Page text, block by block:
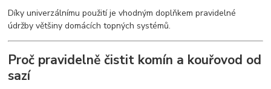
Díky univerzálnímu použití je vhodným doplňkem pravidelné
údržby většiny domácích topných systémů.
Proč pravidelně čistit komín a kouřovod od
sazí